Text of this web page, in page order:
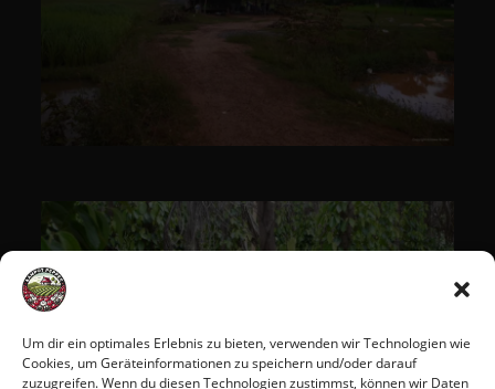
Um dir ein optimales Erlebnis zu bieten, verwenden wir Technologien wie
Cookies, um Geräteinformationen zu speichern und/oder darauf
zuzugreifen. Wenn du diesen Technologien zustimmst, können wir Daten